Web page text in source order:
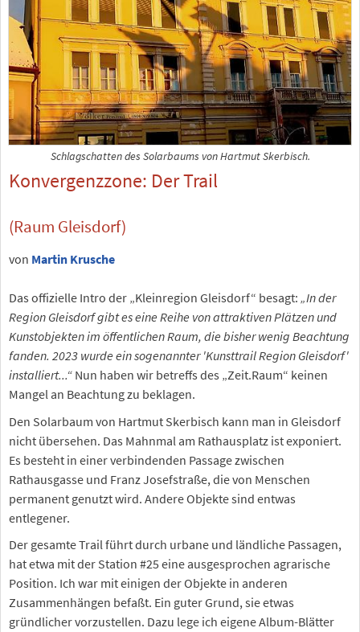
Schlagschatten des Solarbaums von Hartmut Skerbisch.
Konvergenzzone: Der Trail
(Raum Gleisdorf)
von Martin Krusche
Das offizielle Intro der „Kleinregion Gleisdorf“ besagt: „In der
Region Gleisdorf gibt es eine Reihe von attraktiven Plätzen und
Kunstobjekten im öffentlichen Raum, die bisher wenig Beachtung
fanden. 2023 wurde ein sogenannter 'Kunsttrail Region Gleisdorf'
installiert...“ Nun haben wir betreffs des „Zeit.Raum“ keinen
Mangel an Beachtung zu beklagen.
Den Solarbaum von Hartmut Skerbisch kann man in Gleisdorf
nicht übersehen. Das Mahnmal am Rathausplatz ist exponiert.
Es besteht in einer verbindenden Passage zwischen
Rathausgasse und Franz Josefstraße, die von Menschen
permanent genutzt wird. Andere Objekte sind entwas
entlegener.
Der gesamte Trail führt durch urbane und ländliche Passagen,
hat etwa mit der Station #25 eine ausgesprochen agrarische
Position. Ich war mit einigen der Objekte in anderen
Zusammenhängen befaßt. Ein guter Grund, sie etwas
gründlicher vorzustellen. Dazu lege ich eigene Album-Blätter